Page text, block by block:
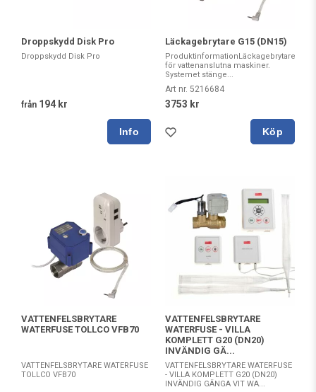
Droppskydd Disk Pro
Droppskydd Disk Pro
från 194 kr
Läckagebrytare G15 (DN15)
ProduktinformationLäckagebrytare
för vattenanslutna maskiner.
Systemet stänge...
Art nr. 5216684
3753 kr
Köp
VATTENFELSBRYTARE
WATERFUSE TOLLCO VFB70
VATTENFELSBRYTARE WATERFUSE
TOLLCO VFB70
VATTENFELSBRYTARE
WATERFUSE - VILLA
KOMPLETT G20 (DN20)
INVÄNDIG GÄ...
VATTENFELSBRYTARE WATERFUSE
- VILLA KOMPLETT G20 (DN20)
INVÄNDIG GÄNGA VIT WA...